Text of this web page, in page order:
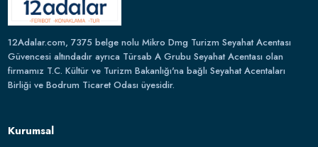
12Adalar.com, 7375 belge nolu Mikro Dmg Turizm Seyahat Acentası
Güvencesi altındadır ayrıca Türsab A Grubu Seyahat Acentası olan
firmamız T.C. Kültür ve Turizm Bakanlığı'na bağlı Seyahat Acentaları
Birliği ve Bodrum Ticaret Odası üyesidir.
Kurumsal